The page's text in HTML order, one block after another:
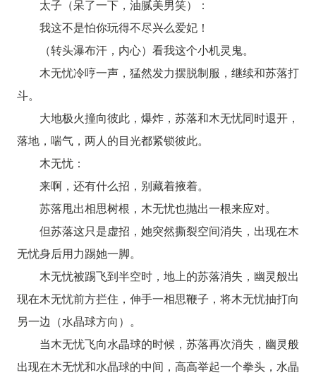
太子（呆了一下，油腻美男笑）：
我这不是怕你玩得不尽兴么爱妃！
（转头瀑布汗，内心）看我这个小机灵鬼。
木无忧冷哼一声，猛然发力摆脱制服，继续和苏落打
斗。
大地极火撞向彼此，爆炸，苏落和木无忧同时退开，
落地，喘气，两人的目光都紧锁彼此。
木无忧：
来啊，还有什么招，别藏着掖着。
苏落甩出相思树根，木无忧也抛出一根来应对。
但苏落这只是虚招，她突然撕裂空间消失，出现在木
无忧身后用力踢她一脚。
木无忧被踢飞到半空时，地上的苏落消失，幽灵般出
现在木无忧前方拦住，伸手一相思鞭子，将木无忧抽打向
另一边（水晶球方向）。
当木无忧飞向水晶球的时候，苏落再次消失，幽灵般
出现在木无忧和水晶球的中间，高高举起一个拳头，水晶